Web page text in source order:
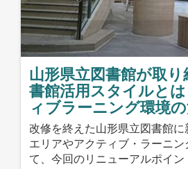
山形県立図書館が取
書館活用スタイルと
ィブラーニング環境
改修を終えた山形県立図書館
エリアやアクティブ・ラーニン
て、今回のリニューアルポイ